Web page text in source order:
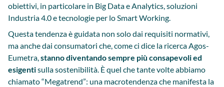
obiettivi, in particolare in Big Data e Analytics, soluzioni
Industria 4.0 e tecnologie per lo Smart Working.
Questa tendenza è guidata non solo dai requisiti normativi,
ma anche dai consumatori che, come ci dice la ricerca Agos-
Eumetra,stanno diventando sempre più consapevoli ed
esigentisulla sostenibilità. È quel che tante volte abbiamo
chiamato “Megatrend”: una macrotendenza che manifesta la